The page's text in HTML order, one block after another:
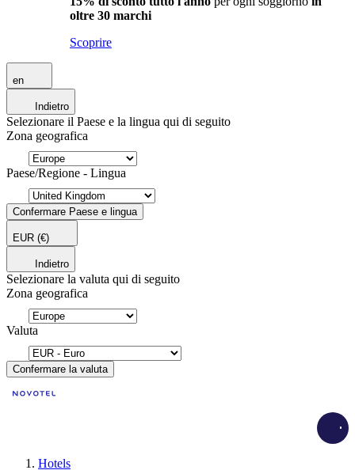
oltre 30 marchi
Scoprire
en
Indietro
Selezionare il Paese e la lingua qui di seguito
Zona geografica
Paese/Regione - Lingua
Confermare Paese e lingua
EUR (€)
Indietro
Selezionare la valuta qui di seguito
Zona geografica
Valuta
Confermare la valuta
Hotels